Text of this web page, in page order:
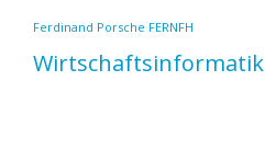
Ferdinand Porsche FERNFH
Wirtschaftsinformatik